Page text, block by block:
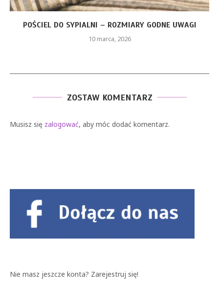
CZERWONA SUKIENKA Z PIÓRAMI – JAKIE ELEMENTY
STYLU...